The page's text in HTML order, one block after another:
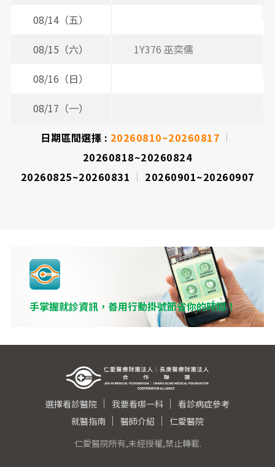
08/14（五）
08/15（六）
1Y376 巫奕儒
08/16（日）
08/17（一）
日期區間選擇 : 20260810~20260817
20260818~20260824
20260825~20260831
20260901~20260907
手掌握就診資訊，善用行動掛號節省你的時間！
選擇看診醫院 我要看哪一科
看診病症參考
就醫指南
醫師介紹
仁愛醫院
仁愛醫院所有,未經授權,禁止轉載.